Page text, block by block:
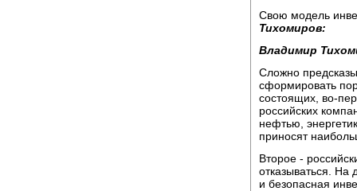
Свою модель
Тихомиров:
Владимир
Сложно
сформировать
состоящих, во-
российских
нефтью,
приносят
Второе -
отказываться. На
и безопасная